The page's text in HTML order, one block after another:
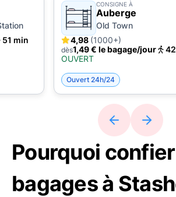
51 min
CONSIGNE À
Auberge
Old Town
4,98 (1000+)
dès1,49 € le bagage/jour
OUVERT
Ouvert 24h/24
Pourquoi
bagages à